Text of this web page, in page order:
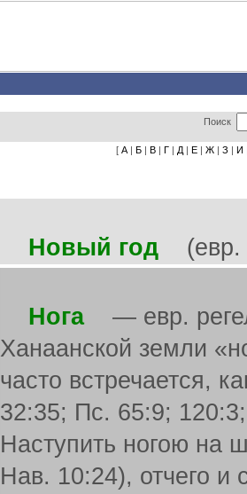
Поиск
[ А | Б | В | Г | Д | Е | Ж | З | И
Новый год (евр.
Нога— евр.
Ханаанской земли
часто встречается,
32:35; Пс. 65:9;
Наступить ногою на
Нав. 10:24), отчего и